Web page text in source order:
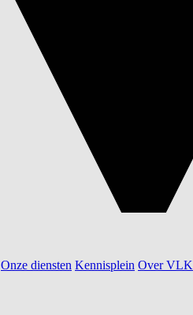
Onze diensten Kennisplein Over VLK